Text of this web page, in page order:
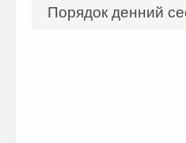
Порядок денний